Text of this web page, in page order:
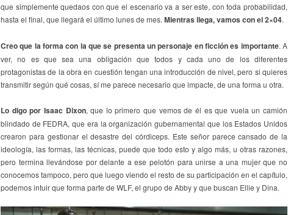
que simplemente quedaos con que el escenario va a ser este, con toda probabilidad,
hasta el final, que llegará el último lunes de mes. Mientras llega, vamos con el 2×04.
Creo que la forma con la que se presenta un personaje en ficción es importante. A
ver, no es que sea una obligación que todos y cada uno de los diferentes
protagonistas de la obra en cuestión tengan una introducción de nivel, pero si quieres
transmitir según qué cosas, sí me parece necesario que impacte, de una forma u otra.
Lo digo por Isaac Dixon, que lo primero que vemos de él es que vuela un camión
blindado de FEDRA, que era la organización gubernamental que los Estados Unidos
crearon para gestionar el desastre del córdiceps. Este señor parece cansado de la
ideología, las formas, las técnicas, puede que todo esto y algo más, u otras razones,
pero termina llevándose por delante a ese pelotón para unirse a una mujer que no
conocemos tampoco, pero que luego viendo el resto de su participación en el capítulo,
podemos intuir que forma parte de WLF, el grupo de Abby y que buscan Ellie y Dina.